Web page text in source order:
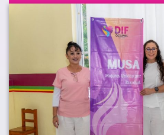
Ver noticia